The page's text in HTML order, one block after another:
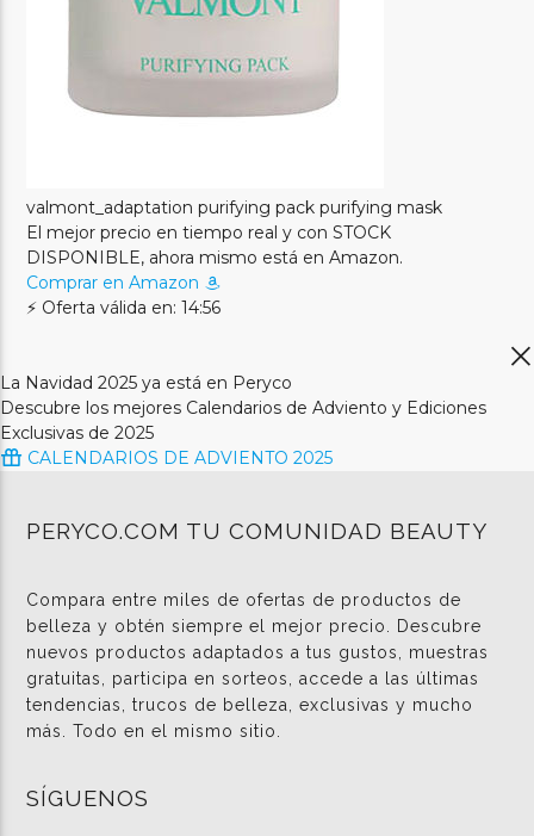
valmont_adaptation purifying pack purifying mask
El mejor precio en tiempo real y con STOCK
DISPONIBLE, ahora mismo está en Amazon.
Comprar en Amazon
⚡ Oferta válida en: 14:56
La Navidad 2025 ya está en Peryco
Descubre los mejores Calendarios de Adviento y Ediciones
Exclusivas de 2025
CALENDARIOS DE ADVIENTO 2025
PERYCO.COM TU COMUNIDAD BEAUTY
Compara entre miles de ofertas de productos de
belleza y obtén siempre el mejor precio. Descubre
nuevos productos adaptados a tus gustos, muestras
gratuitas, participa en sorteos, accede a las últimas
tendencias, trucos de belleza, exclusivas y mucho
más. Todo en el mismo sitio.
SÍGUENOS